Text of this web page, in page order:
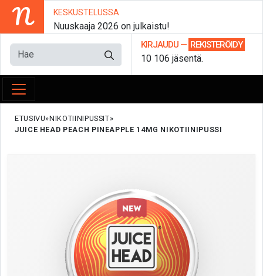
N KESKUSTELUSSA
Nuuskaaja 2026 on julkaistu!
KIRJAUDU — REKISTERÖIDY
10 106 jäsentä.
ETUSIVU NIKOTIINIPUSSIT
JUICE HEAD PEACH PINEAPPLE 14MG NIKOTIINIPUSSI